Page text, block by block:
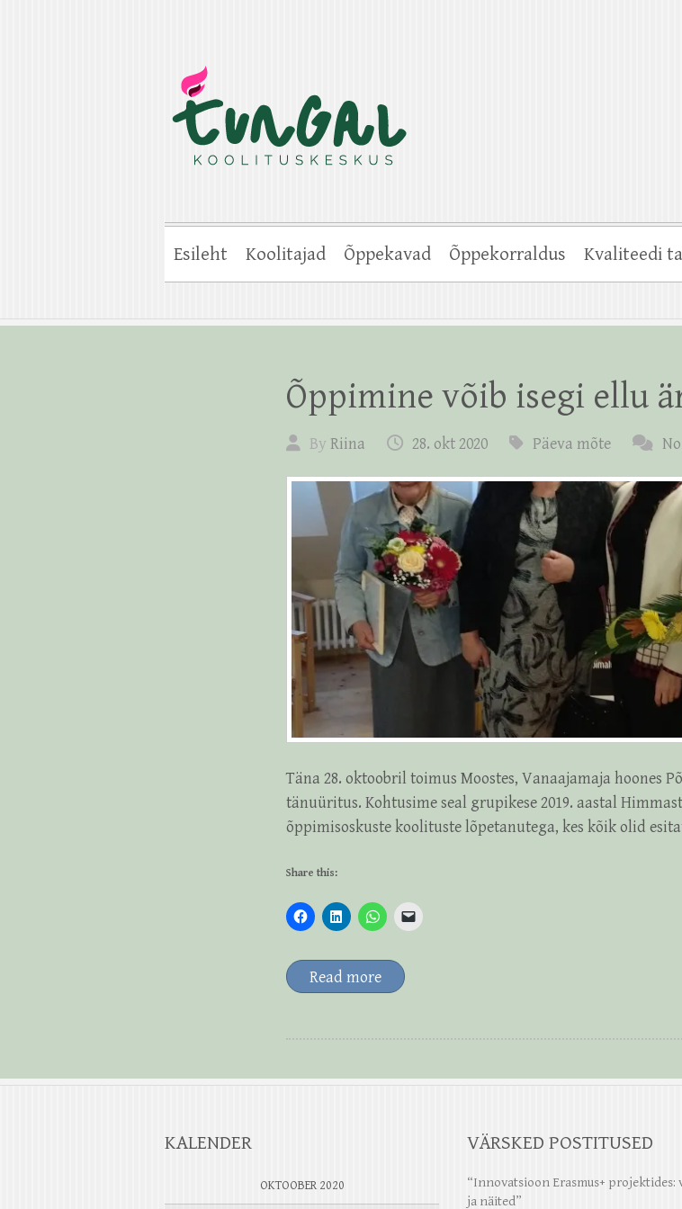
Esileht Koolitajad Õppekavad Õppekorraldus Kvaliteedi
Õppimine võib isegi ellu
By Riina 28. okt 2020 Päeva mõte
Täna 28. oktoobril toimus Moostes, Vanaajamaja hoones
tänuüritus. Kohtusime seal grupikese 2019. aastal
õppimisoskuste koolituste lõpetanutega, kes kõik olid
Share this:
Read more
KALENDER
OKTOOBER 2020
VÄRSKED POSTITUSED
“Innovatsioon Erasmus+ projektides:
ja näited”